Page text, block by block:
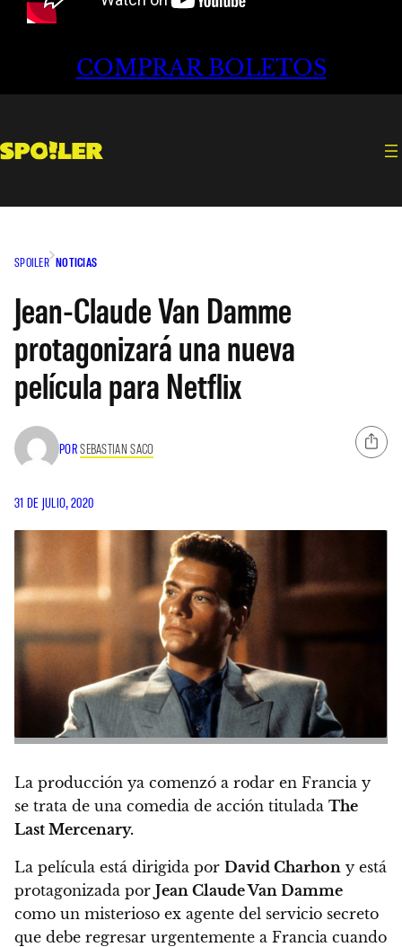
COMPRAR BOLETOS
SPOILER NOTICIAS
Jean-Claude Van Damme
protagonizará una nueva
película para Netflix
PORSEBASTIAN SACO
31 DE JULIO, 2020
La producción ya comenzó a rodar en Francia y
se trata de una comedia de acción titulada The
Last Mercenary.
La película está dirigida por David Charhon y está
protagonizada por Jean Claude Van Damme
como un misterioso ex agente del servicio secreto
que debe regresar urgentemente a Francia cuando